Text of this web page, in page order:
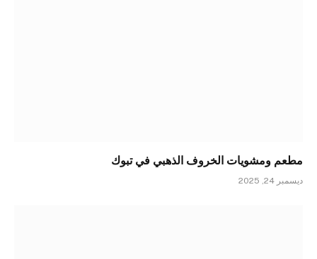
مطعم ومشويات الخروف الذهبي في تبوك
ديسمبر 24, 2025